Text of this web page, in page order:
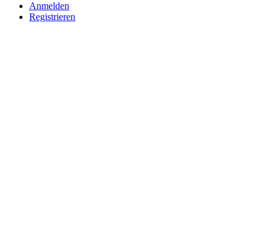
Anmelden
Registrieren